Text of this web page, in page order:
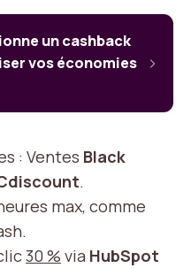
un cashback
vos économies
: Ventes Black
.
max, comme
30 % via HubSpot